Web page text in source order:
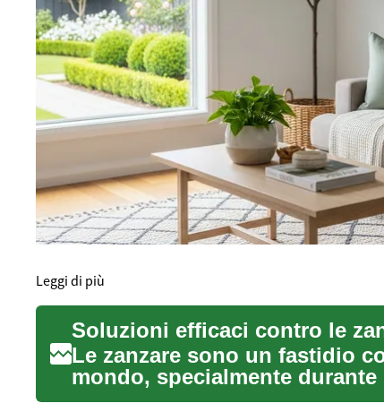
Leggi di più
Soluzioni efficaci contro le
Le zanzare sono un fastidio
mondo, specialmente
provocare...